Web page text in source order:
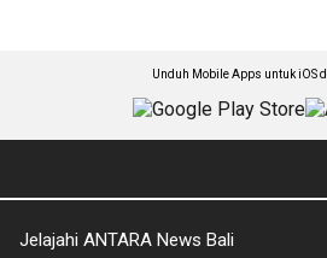
Unduh Mobile Apps untuk iOS
Jelajahi ANTARA News Bali